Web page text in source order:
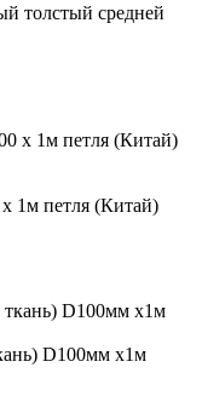
толстый средней
1м петля (Китай)
D100мм х1м